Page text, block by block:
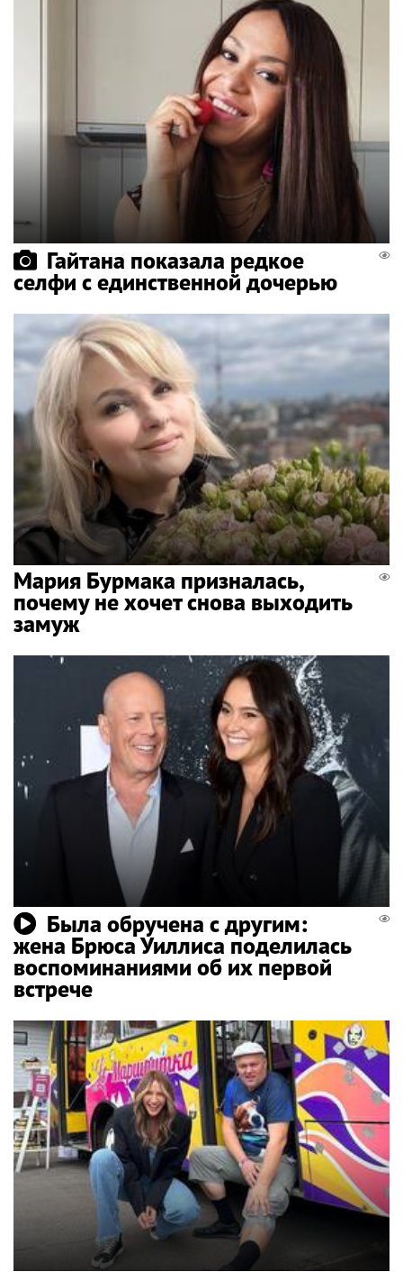
Гайтана показала редкое
селфи с единственной дочерью
Мария Бурмака призналась,
почему не хочет снова выходить
замуж
Была обручена с другим:
жена Брюса Уиллиса поделилась
воспоминаниями об их первой
встрече